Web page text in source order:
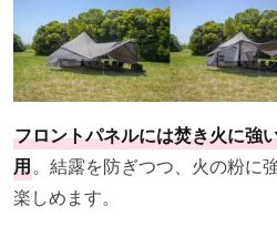
フロントパネルには焚き火に強
用。結露を防ぎつつ、火の粉に
楽しめます。